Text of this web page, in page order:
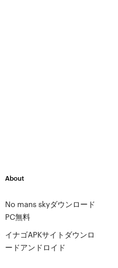
About
No mans skyダウンロード
PC無料
イナゴAPKサイトダウンロ
ードアンドロイド